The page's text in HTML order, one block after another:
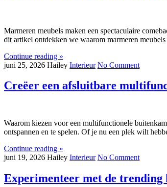
Marmeren meubels maken een spectaculaire
dit artikel ontdekken we waarom marmeren
Continue reading »
juni 25, 2026 Hailey Interieur No Comment
Creëer een afsluitbare
Waarom kiezen voor een multifunctionele
ontspannen en te spelen. Of je nu een plek wilt
Continue reading »
juni 19, 2026 Hailey Interieur No Comment
Experimenteer met de